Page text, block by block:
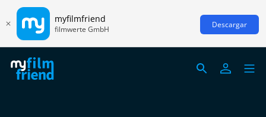
myfilmfriend
filmwerte GmbH Descargar